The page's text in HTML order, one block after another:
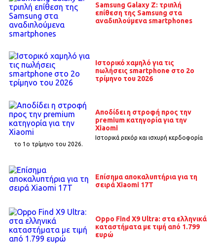
Samsung Galaxy Z: τριπλή
επίθεση της Samsung στα
αναδιπλούμενα smartphones
Ιστορικό χαμηλό για τις
πωλήσεις smartphone στο 2ο
τρίμηνο του 2026
Αποδίδει η στροφή προς την
premium κατηγορία για την
Xiaomi
Ιστορικά ρεκόρ και ισχυρή κερδοφορία
το 1o τρίμηνο του 2026.
Επίσημα αποκαλυπτήρια για τη
σειρά Xiaomi 17T
Oppo Find X9 Ultra: στα ελληνικά
καταστήματα με τιμή από 1.799
ευρώ